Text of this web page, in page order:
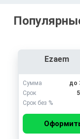
Ezaem
Сумма
до
Срок
Срок без %